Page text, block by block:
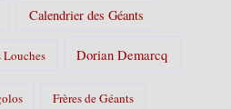
Calendrier des Géants
Louches Dorian Demarcq
Frères de Géants